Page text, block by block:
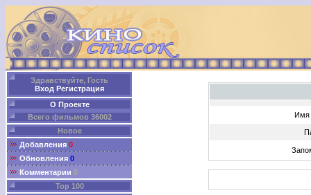
Здравствуйте, Гость
Вход Регистрация
О Проекте
Всего фильмов 36002
Новое
Добавления 0
Обновления 0
Комментарии 0
Top 100
Имя